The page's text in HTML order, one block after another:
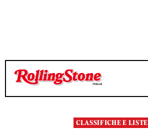
TEMPO DI LETTURA 18 MINUTI
TEMPO DI LETTURA 18 MINUTI
CLASSIFICHE E LISTE